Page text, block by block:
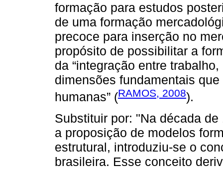
formação para estudos
de uma formação
precoce para inserção no
propósito de possibilitar a
da “integração entre
dimensões fundamentais
humanas” (RAMOS, 2008).
Substituir por: "Na década
a proposição de modelos
estrutural, introduziu-se o
brasileira. Esse conceito